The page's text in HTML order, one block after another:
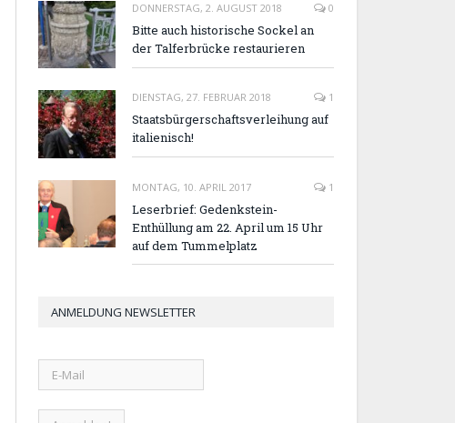
DONNERSTAG, 2. AUGUST 2018 0
Bitte auch historische Sockel an
der Talferbrücke restaurieren
DIENSTAG, 27. FEBRUAR 2018 1
Staatsbürgerschaftsverleihung auf
italienisch!
MONTAG, 10. APRIL 2017 1
Leserbrief: Gedenkstein-
Enthüllung am 22. April um 15 Uhr
auf dem Tummelplatz
ANMELDUNG NEWSLETTER